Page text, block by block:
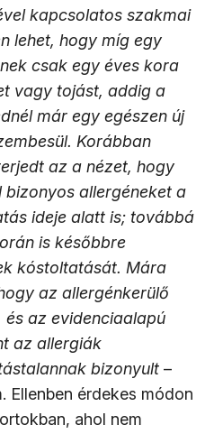
kapcsolatos szakmai
lehet, hogy míg egy
csak egy éves kora
vagy tojást, addig a
már egy egészen új
Korábban
az a nézet, hogy
allergéneket a
ideje alatt is; továbbá
is későbbre
kóstoltatását. Mára
az allergénkerülő
az evidenciaalapú
az allergiák
bizonyult –
Ellenben érdekes módon
ahol nem